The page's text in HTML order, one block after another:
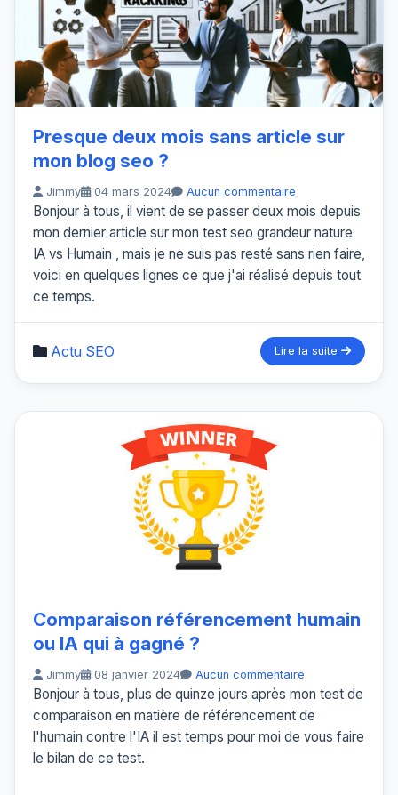
Presque deux mois sans article sur
mon blog seo ?
Jimmy 04 mars 2024 Aucun commentaire
Bonjour à tous, il vient de se passer deux mois depuis
mon dernier article sur mon test seo grandeur nature
IA vs Humain , mais je ne suis pas resté sans rien faire,
voici en quelques lignes ce que j'ai réalisé depuis tout
ce temps.
Actu SEO Lire la suite
Comparaison référencement humain
ou IA qui à gagné ?
Jimmy 08 janvier 2024 Aucun commentaire
Bonjour à tous, plus de quinze jours après mon test de
comparaison en matière de référencement de
l'humain contre l'IA il est temps pour moi de vous faire
le bilan de ce test.